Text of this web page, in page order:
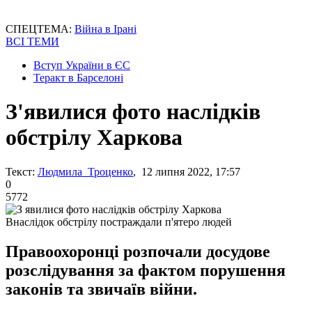
СПЕЦТЕМА: Війна в Ірані
ВСІ ТЕМИ
Вступ України в ЄС
Теракт в Барселоні
З'явилися фото наслідків
обстрілу Харкова
Текст: Людмила Троценко, 12 липня 2022, 17:57
0
5772
Внаслідок обстрілу постраждали п'ятеро людей
Правоохоронці розпочали досудове
розслідування за фактом порушення
законів та звичаїв війни.